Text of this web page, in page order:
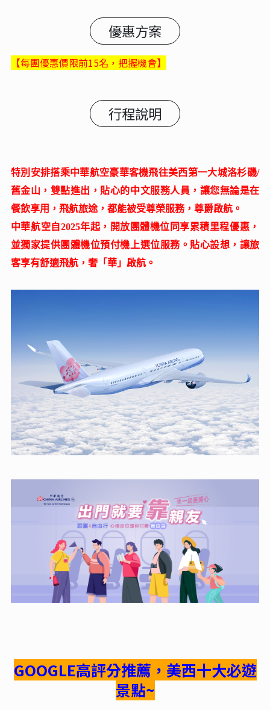
優惠方案
​【每團優惠價限前15名，把握機會】
行程說明
特別安排搭乘中華航空豪華客機飛往美西第一大城洛杉磯/
舊金山，雙點進出，貼心的中文服務人員，讓您無論是在
餐飲享用，飛航旅途，都能被受尊榮服務，尊爵啟航。
中華航空自2025年起，開放團體機位同享累積里程優惠，
並獨家提供團體機位預付機上選位服務。貼心設想，讓旅
客享有舒適飛航，奢「華」啟航。
GOOGLE高評分推薦，美西十大必遊
景點~